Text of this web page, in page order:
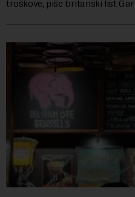
troškove, piše britanski list